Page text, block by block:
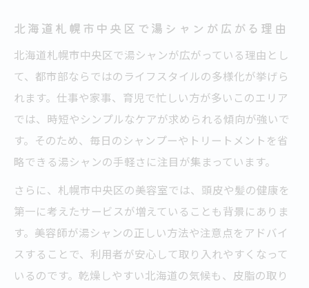
流行りの湯シャンが頭皮ケアにもたらすもの
美容室がおすすめする頭皮ケアと湯シャン
湯シャンが頭皮に及ぼす影響を美容室解説
頭皮トラブルに悩む方へ湯シャンの提案
湯シャンと美容室のメニュー比較
自宅でのお湯だけ洗髪は美容室とどう違う？
美容室と自宅湯シャンのアプローチ比較
お湯だけ洗髪で得られる効果と限界を解説
美容室のプロが語る施術との違い
自宅湯シャンで補いきれない美容室の技術
北海道札幌市中央区で湯シャンが広がる理由
北海道札幌市中央区で湯シャンが広がっている理由とし
て、都市部ならではのライフスタイルの多様化が挙げら
れます。仕事や家事、育児で忙しい方が多いこのエリア
では、時短やシンプルなケアが求められる傾向が強いで
す。そのため、毎日のシャンプーやトリートメントを省
略できる湯シャンの手軽さに注目が集まっています。
さらに、札幌市中央区の美容室では、頭皮や髪の健康を
第一に考えたサービスが増えていることも背景にありま
す。美容師が湯シャンの正しい方法や注意点をアドバイ
スすることで、利用者が安心して取り入れやすくなって
いるのです。乾燥しやすい北海道の気候も、皮脂の取り